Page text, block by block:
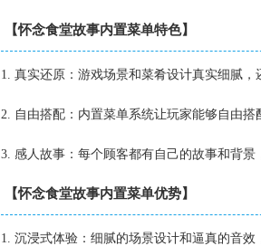
【怀念食堂故事内置菜单特色】
1. 真实还原：游戏场景和菜肴设计真实细腻，
2. 自由搭配：内置菜单系统让玩家能够自由搭
3. 感人故事：每个顾客都有自己的故事和背景
【怀念食堂故事内置菜单优势】
1. 沉浸式体验：细腻的场景设计和逼真的音效